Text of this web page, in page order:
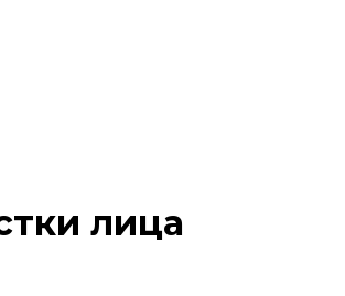
лица